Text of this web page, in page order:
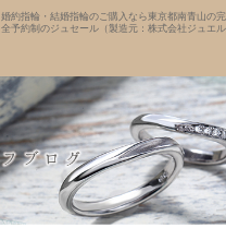
婚約指輪・結婚指輪のご購入なら東京都南青山の
全予約制のジュセール（製造元：株式会社ジュエ